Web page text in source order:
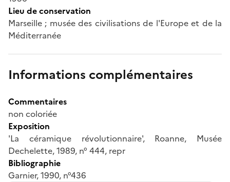
Lieu de conservation
Marseille ; musée des civilisations de l'Europe et de la
Méditerranée
Informations complémentaires
Commentaires
non coloriée
Exposition
'La céramique révolutionnaire', Roanne, Musée
Dechelette, 1989, n° 444, repr
Bibliographie
Garnier, 1990, n°436